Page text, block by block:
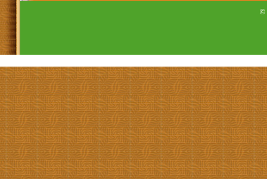
©